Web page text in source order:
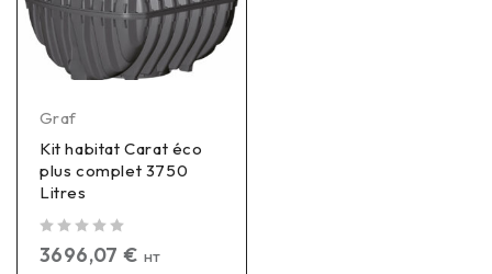
Graf
Kit habitat Carat éco
plus complet 3750
Litres
3696,07€ HT